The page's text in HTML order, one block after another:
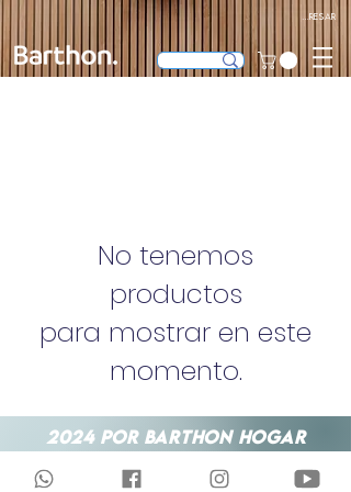
Ingresar
No tenemos
productos
para mostrar en este
momento.
2024 POR BARTHON HOGAR